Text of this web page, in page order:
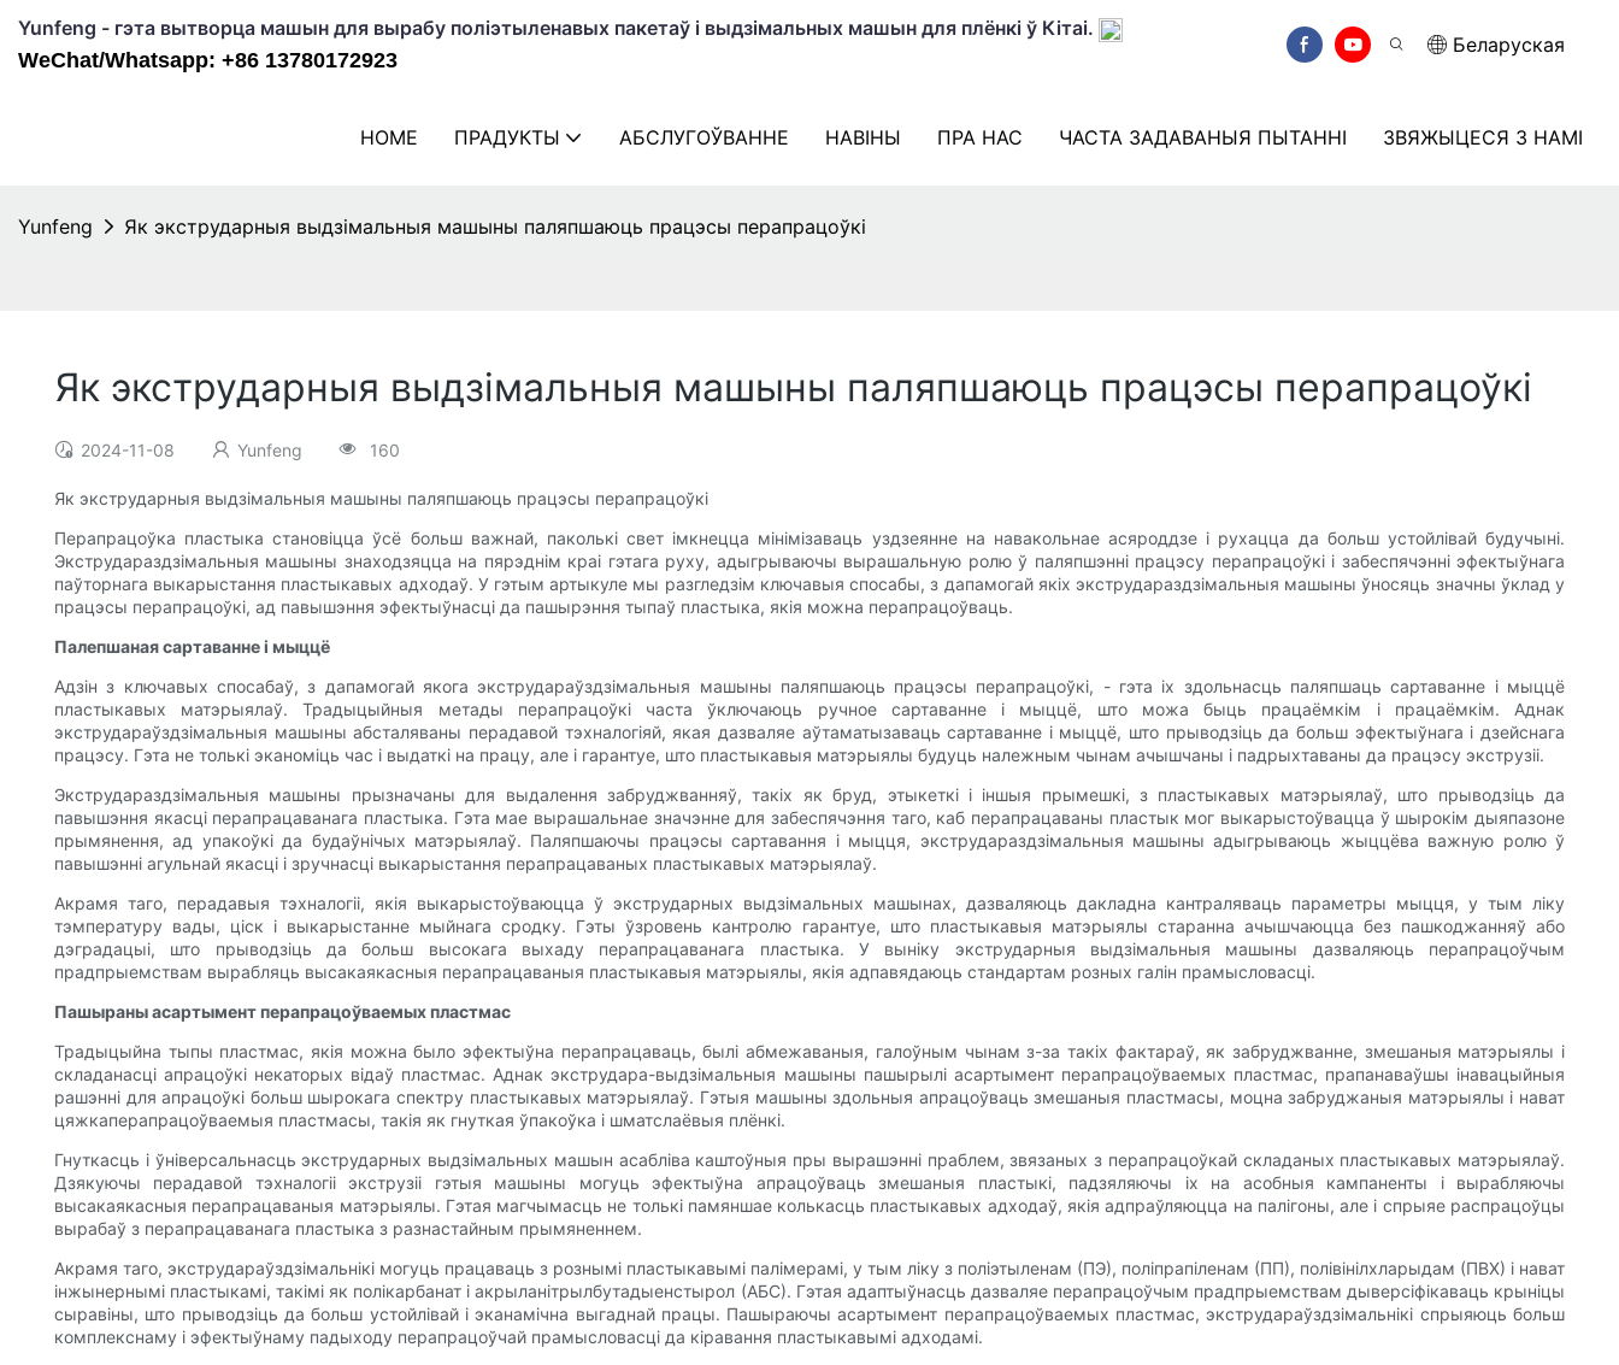
Yunfeng - гэта вытворца машын для вырабу поліэтыленавых пакетаў і выдзімальных машын для плёнкі ў Кітаі.
WeChat/Whatsapp: +86 13780172923
Беларуская
HOME ПРАДУКТЫ АБСЛУГОЎВАННЕ НАВІНЫ ПРА НАС ЧАСТА ЗАДАВАНЫЯ ПЫТАННІ ЗВЯЖЫЦЕСЯ З НАМІ
Yunfeng Як экстрударныя выдзімальныя машыны паляпшаюць працэсы перапрацоўкі
Як экстрударныя выдзімальныя машыны паляпшаюць працэсы перапрацоўкі
2024-11-08 Yunfeng 160
Як экстрударныя выдзімальныя машыны паляпшаюць працэсы перапрацоўкі
Перапрацоўка пластыка становіцца ўсё больш важнай, паколькі свет імкнецца мінімізаваць уздзеянне на навакольнае асяроддзе і рухацца да больш устойлівай будучыні.
Экструдараздзімальныя машыны знаходзяцца на пярэднім краі гэтага руху, адыгрываючы вырашальную ролю ў паляпшэнні працэсу перапрацоўкі і забеспячэнні эфектыўнага
паўторнага выкарыстання пластыкавых адходаў. У гэтым артыкуле мы разгледзім ключавыя спосабы, з дапамогай якіх экструдараздзімальныя машыны ўносяць значны ўклад у
працэсы перапрацоўкі, ад павышэння эфектыўнасці да пашырэння тыпаў пластыка, якія можна перапрацоўваць.
Палепшаная сартаванне і мыццё
Адзін з ключавых спосабаў, з дапамогай якога экструдараўздзімальныя машыны паляпшаюць працэсы перапрацоўкі, - гэта іх здольнасць паляпшаць сартаванне і мыццё
пластыкавых матэрыялаў. Традыцыйныя метады перапрацоўкі часта ўключаюць ручное сартаванне і мыццё, што можа быць працаёмкім і працаёмкім. Аднак
экструдараўздзімальныя машыны абсталяваны перадавой тэхналогіяй, якая дазваляе аўтаматызаваць сартаванне і мыццё, што прыводзіць да больш эфектыўнага і дзейснага
працэсу. Гэта не толькі эканоміць час і выдаткі на працу, але і гарантуе, што пластыкавыя матэрыялы будуць належным чынам ачышчаны і падрыхтаваны да працэсу экструзіі.
Экструдараздзімальныя машыны прызначаны для выдалення забруджванняў, такіх як бруд, этыкеткі і іншыя прымешкі, з пластыкавых матэрыялаў, што прыводзіць да
павышэння якасці перапрацаванага пластыка. Гэта мае вырашальнае значэнне для забеспячэння таго, каб перапрацаваны пластык мог выкарыстоўвацца ў шырокім дыяпазоне
прымянення, ад упакоўкі да будаўнічых матэрыялаў. Паляпшаючы працэсы сартавання і мыцця, экструдараздзімальныя машыны адыгрываюць жыццёва важную ролю ў
павышэнні агульнай якасці і зручнасці выкарыстання перапрацаваных пластыкавых матэрыялаў.
Акрамя таго, перадавыя тэхналогіі, якія выкарыстоўваюцца ў экстрударных выдзімальных машынах, дазваляюць дакладна кантраляваць параметры мыцця, у тым ліку
тэмпературу вады, ціск і выкарыстанне мыйнага сродку. Гэты ўзровень кантролю гарантуе, што пластыкавыя матэрыялы старанна ачышчаюцца без пашкоджанняў або
дэградацыі, што прыводзіць да больш высокага выхаду перапрацаванага пластыка. У выніку экстрударныя выдзімальныя машыны дазваляюць перапрацоўчым
прадпрыемствам вырабляць высакаякасныя перапрацаваныя пластыкавыя матэрыялы, якія адпавядаюць стандартам розных галін прамысловасці.
Пашыраны асартымент перапрацоўваемых пластмас
Традыцыйна тыпы пластмас, якія можна было эфектыўна перапрацаваць, былі абмежаваныя, галоўным чынам з-за такіх фактараў, як забруджванне, змешаныя матэрыялы і
складанасці апрацоўкі некаторых відаў пластмас. Аднак экструдара-выдзімальныя машыны пашырылі асартымент перапрацоўваемых пластмас, прапанаваўшы інавацыйныя
рашэнні для апрацоўкі больш шырокага спектру пластыкавых матэрыялаў. Гэтыя машыны здольныя апрацоўваць змешаныя пластмасы, моцна забруджаныя матэрыялы і нават
цяжкаперапрацоўваемыя пластмасы, такія як гнуткая ўпакоўка і шматслаёвыя плёнкі.
Гнуткасць і ўніверсальнасць экстрударных выдзімальных машын асабліва каштоўныя пры вырашэнні праблем, звязаных з перапрацоўкай складаных пластыкавых матэрыялаў.
Дзякуючы перадавой тэхналогіі экструзіі гэтыя машыны могуць эфектыўна апрацоўваць змешаныя пластыкі, падзяляючы іх на асобныя кампаненты і вырабляючы
высакаякасныя перапрацаваныя матэрыялы. Гэтая магчымасць не толькі памяншае колькасць пластыкавых адходаў, якія адпраўляюцца на палігоны, але і спрыяе распрацоўцы
вырабаў з перапрацаванага пластыка з разнастайным прымяненнем.
Акрамя таго, экструдараўздзімальнікі могуць працаваць з рознымі пластыкавымі палімерамі, у тым ліку з поліэтыленам (ПЭ), поліпрапіленам (ПП), полівінілхларыдам (ПВХ) і нават
інжынернымі пластыкамі, такімі як полікарбанат і акрыланітрылбутадыенстырол (АБС). Гэтая адаптыўнасць дазваляе перапрацоўчым прадпрыемствам дыверсіфікаваць крыніцы
сыравіны, што прыводзіць да больш устойлівай і эканамічна выгаднай працы. Пашыраючы асартымент перапрацоўваемых пластмас, экструдараўздзімальнікі спрыяюць больш
комплекснаму і эфектыўнаму падыходу перапрацоўчай прамысловасці да кіравання пластыкавымі адходамі.